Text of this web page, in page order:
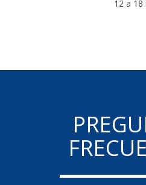
12 a 18